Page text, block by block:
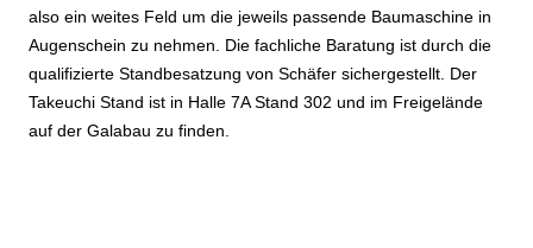
also ein weites Feld um die jeweils passende Baumaschine in
Augenschein zu nehmen. Die fachliche Baratung ist durch die
qualifizierte Standbesatzung von Schäfer sichergestellt. Der
Takeuchi Stand ist in Halle 7A Stand 302 und im Freigelände
auf der Galabau zu finden.